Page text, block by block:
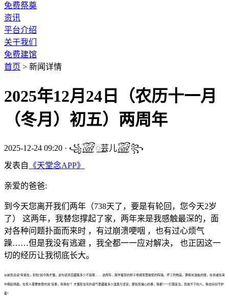
免费祭奠
资讯
平台介绍
关于我们
免费建馆
首页 > 新闻详情
2025年12月24日（农历十一月
（冬月）初五）两周年
2025-12-24 09:20 · ꧁꫞꯭芸儿꫞꧂
发表自 《天堂念APP》
亲爱的爸爸:
到今天您离开我们两年（738天了，要是有轮回，您今天2岁
了） 这两年，我替您撑起了家，两年来是我感触最深的，面
对各种问题扑面而来时 ，有过崩溃哽咽 ，也有过心烦气
躁……但是我没有逃避 ，我全都一一应对解决， 也正因这一
切的经历让我彻底长大。
从前您总说"有爸在，别怕"如今我才懂，这句话背后藏着多少不容易…… 这两年，我学着您的样子修缮家里破损的院墙、坏了的物品，算柴米油盐的账，在亲戚往来
中撑起场面。在家人需要依靠时说"没事，有我在"！才懂您当年的语气里藏着多少温柔与坚定。那些您操心的事，我都一一打理妥当，您放不下的人，我也好好守护
着！